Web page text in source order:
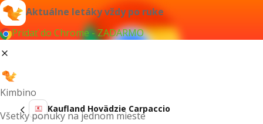
Aktuálne letáky vždy po ruke
Pridať do Chrome - ZADARMO
Kimbino
Všetky ponuky na jednom mieste
Kaufland Hovädzie Carpaccio